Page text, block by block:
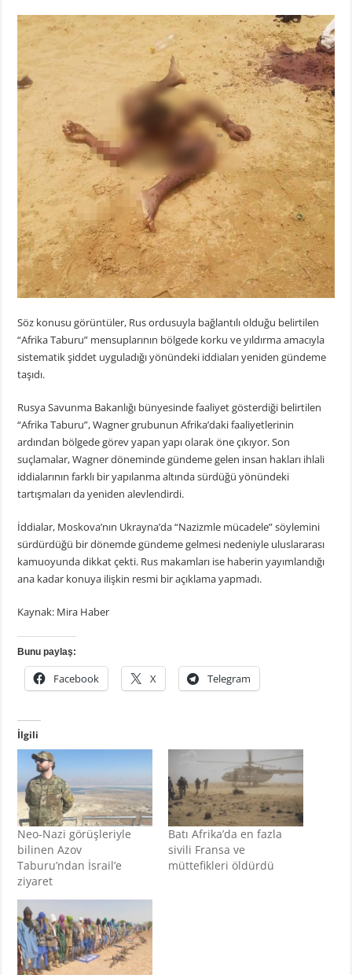
Söz konusu görüntüler, Rus ordusuyla bağlantılı olduğu belirtilen
“Afrika Taburu” mensuplarının bölgede korku ve yıldırma amacıyla
sistematik şiddet uyguladığı yönündeki iddiaları yeniden gündeme
taşıdı.
Rusya Savunma Bakanlığı bünyesinde faaliyet gösterdiği belirtilen
“Afrika Taburu”, Wagner grubunun Afrika’daki faaliyetlerinin
ardından bölgede görev yapan yapı olarak öne çıkıyor. Son
suçlamalar, Wagner döneminde gündeme gelen insan hakları ihlali
iddialarının farklı bir yapılanma altında sürdüğü yönündeki
tartışmaları da yeniden alevlendirdi.
İddialar, Moskova’nın Ukrayna’da “Nazizmle mücadele” söylemini
sürdürdüğü bir dönemde gündeme gelmesi nedeniyle uluslararası
kamuoyunda dikkat çekti. Rus makamları ise haberin yayımlandığı
ana kadar konuya ilişkin resmi bir açıklama yapmadı.
Kaynak: Mira Haber
Bunu paylaş:
Facebook X Telegram
İlgili
Neo-Nazi görüşleriyle
bilinen Azov
Taburu’ndan İsrail’e
ziyaret
Batı Afrika’da en fazla
sivili Fransa ve
müttefikleri öldürdü